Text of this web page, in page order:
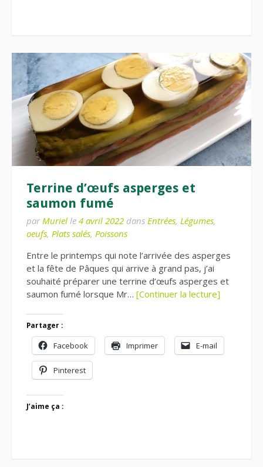
Terrine d’œufs asperges et
saumon fumé
par Muriel le 4 avril 2022 dans Entrées, Légumes,
oeufs, Plats salés, Poissons
Entre le printemps qui note l’arrivée des asperges
et la fête de Pâques qui arrive à grand pas, j’ai
souhaité préparer une terrine d’œufs asperges et
saumon fumé lorsque Mr… [Continuer la lecture]
Partager :
Facebook Imprimer E-mail
Pinterest
J’aime ça :